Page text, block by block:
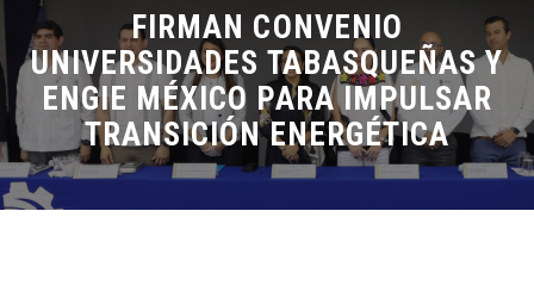
FIRMAN CONVENIO
UNIVERSIDADES TABASQUEÑAS Y
ENGIE MÉXICO PARA IMPULSAR
TRANSICIÓN ENERGÉTICA